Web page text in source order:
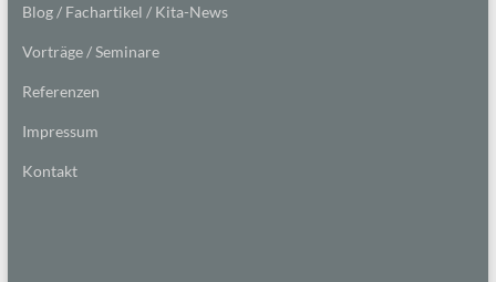
Blog / Fachartikel / Kita-News
Vorträge / Seminare
Referenzen
Impressum
Kontakt